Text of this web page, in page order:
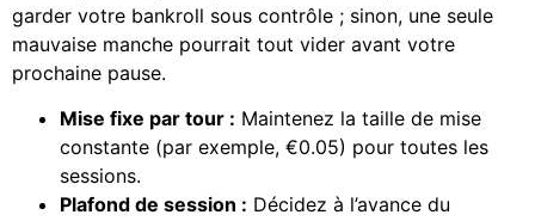
garder votre bankroll sous contrôle ; sinon, une seule
mauvaise manche pourrait tout vider avant votre
prochaine pause.
Mise fixe par tour : Maintenez la taille de mise
constante (par exemple, €0.05) pour toutes les
sessions.
Plafond de session : Décidez à l’avance du